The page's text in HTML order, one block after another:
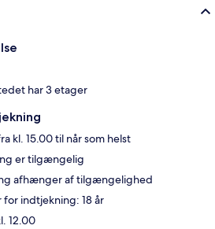
har 3 etager
kl. 15.00 til når som helst
er tilgængelig
afhænger af tilgængelighed
indtjekning: 18 år
12.00